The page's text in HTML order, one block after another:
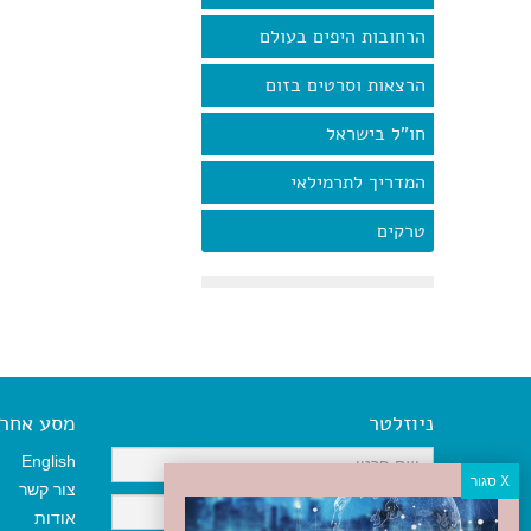
הרחובות היפים בעולם
הרצאות וסרטים בזום
חו"ל בישראל
המדריך לתרמילאי
טרקים
ניוזלטר מסע אחר
English
צור קשר
אודות